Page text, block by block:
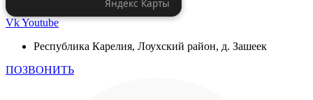
Яндекс Карты
VkYoutube
Республика Карелия, Лоухский район, д. Зашеек
ПОЗВОНИТЬ